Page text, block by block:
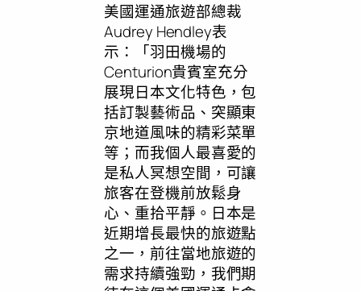
美國運通旅遊部總裁
Audrey Hendley表
示：「羽田機場的
Centurion貴賓室充分
展現日本文化特色，包
括訂製藝術品、突顯東
京地道風味的精彩菜單
等；而我個人最喜愛的
是私人冥想空間，可讓
旅客在登機前放鬆身
心、重拾平靜。日本是
近期增長最快的旅遊點
之一，前往當地旅遊的
需求持續強勁，我們期